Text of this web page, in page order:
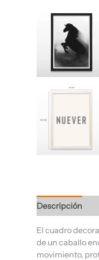
Descripción
El cuadro
de un caballo
movimiento,